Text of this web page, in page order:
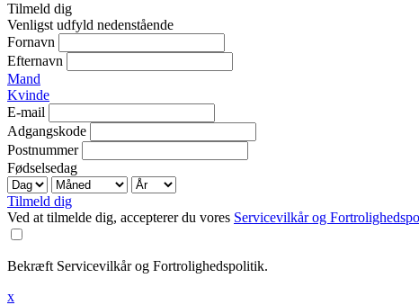
Tilmeld dig
Venligst udfyld nedenstående
Fornavn
Efternavn
Mand
Kvinde
E-mail
Adgangskode
Postnummer
Fødselsedag
Tilmeld dig
Ved at tilmelde dig, accepterer du vores Servicevilkår og
Bekræft Servicevilkår og Fortrolighedspolitik.
x